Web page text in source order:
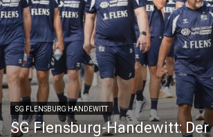
SG FLENSBURG HANDEWITT
SG Flensburg-Handewitt: Der